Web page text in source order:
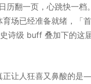
历翻一页，心跳快一档
场已经准备就绪，「
诗级 buff 叠加下的这
让人狂喜又鼻酸的是